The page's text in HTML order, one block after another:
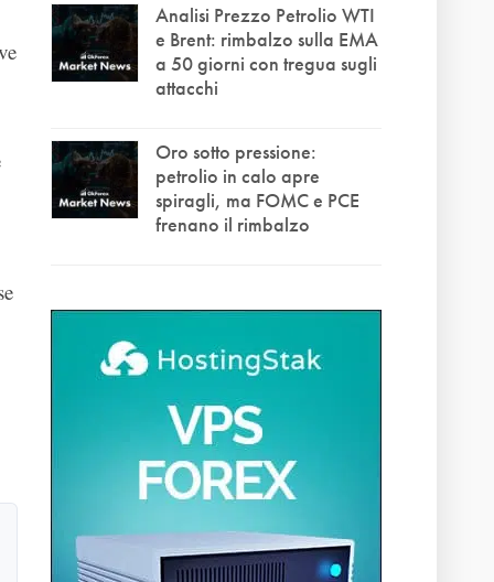
Analisi Prezzo Petrolio WTI
e Brent: rimbalzo sulla EMA
a 50 giorni con tregua sugli
attacchi
Oro sotto pressione:
petrolio in calo apre
spiragli, ma FOMC e PCE
frenano il rimbalzo